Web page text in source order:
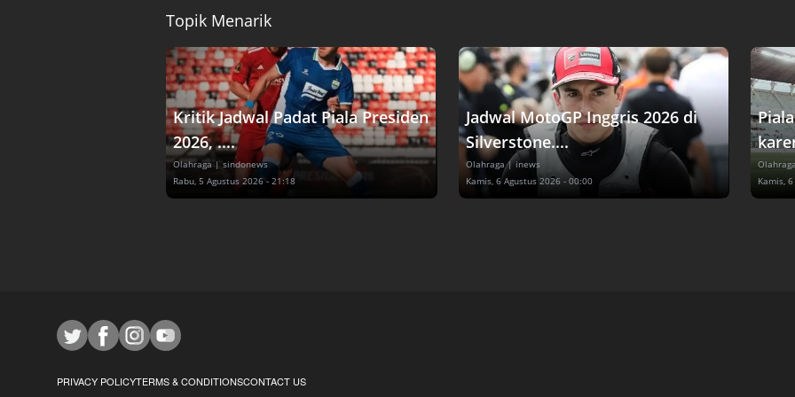
Topik Menarik
Kritik Jadwal Padat Piala Presiden
2026, ....
Olahraga | sindonews
Rabu, 5 Agustus 2026 - 21:18
Jadwal MotoGP Inggris 2026 di
Silverstone....
Olahraga | inews
Kamis, 6 Agustus 2026 - 00:00
Olahraga
Kamis,
PRIVACY POLICYTERMS & CONDITIONSCONTACT US